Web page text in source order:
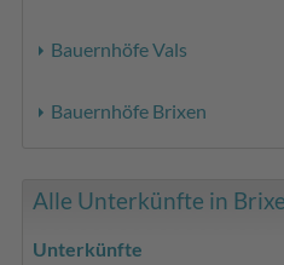
Bauernhöfe Vals
Bauernhöfe Brixen
Alle Unterkünfte in
Unterkünfte